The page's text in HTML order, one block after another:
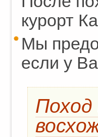
курорт
Мы
если у